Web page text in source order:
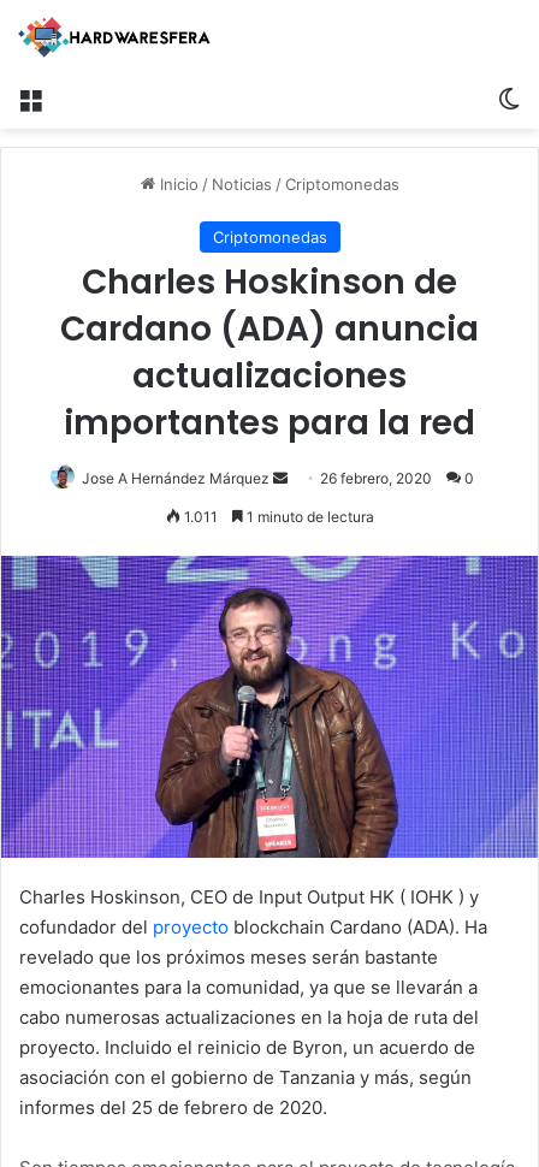
Menú
Inicio / Noticias / Criptomonedas
Criptomonedas
Charles Hoskinson de
Cardano (ADA) anuncia
actualizaciones
importantes para la red
Jose A Hernández Márquez
Send 26 febrero, 2020 0
1.011 1 minuto de lectura
Charles Hoskinson, CEO de Input Output HK ( IOHK ) y
cofundador del proyecto blockchain Cardano (ADA). Ha
revelado que los próximos meses serán bastante
emocionantes para la comunidad, ya que se llevarán a
cabo numerosas actualizaciones en la hoja de ruta del
proyecto. Incluido el reinicio de Byron, un acuerdo de
asociación con el gobierno de Tanzania y más, según
informes del 25 de febrero de 2020.